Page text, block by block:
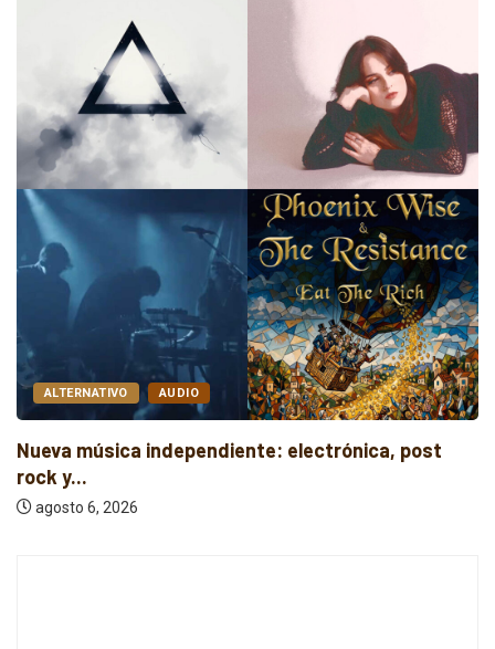
ALTERNATIVO AUDIO
Nueva música independiente: electrónica, post
rock y...
agosto 6, 2026